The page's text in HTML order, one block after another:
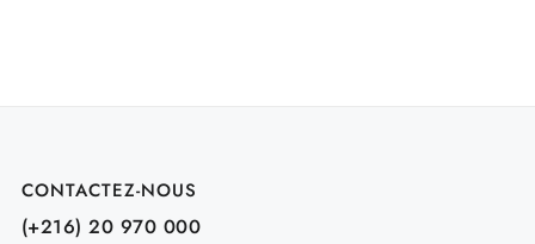
CONTACTEZ-NOUS
(+216) 20 970 000